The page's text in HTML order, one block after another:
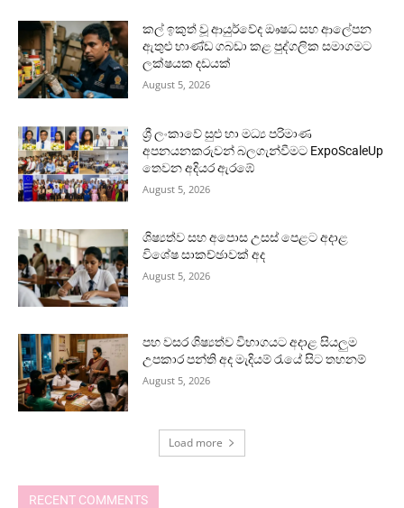
කල් ඉකුත් වූ ආයුර්වේද ඖෂධ සහ ආලේපන
ඇතුළු භාණ්ඩ ගබඩා කළ පුද්ගලික සමාගමට
ලක්ෂයක දඩයක්
August 5, 2026
ශ්‍රී ලංකාවේ සුළු හා මධ්‍ය පරිමාණ
අපනයනකරුවන් බලගැන්වීමට ExpoScaleUp
තෙවන අදියර ඇරඹේ
August 5, 2026
ශිෂ්‍යත්ව සහ අපොස උසස් පෙළට අදාළ
විශේෂ සාකච්ඡාවක් අද
August 5, 2026
පහ වසර ශිෂ්‍යත්ව විභාගයට අදාළ සියලුම
උපකාර පන්ති අද මැදියම් රැයේ සිට තහනම්
August 5, 2026
Load more
RECENT COMMENTS